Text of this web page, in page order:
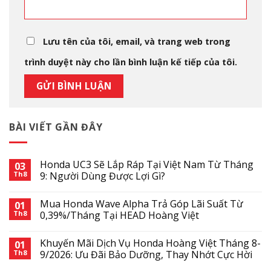
BÀI VIẾT GẦN ĐÂY
03
Th8
Honda UC3 Sẽ Lắp Ráp Tại Việt Nam Từ Tháng
9: Người Dùng Được Lợi Gì?
01
Th8
Mua Honda Wave Alpha Trả Góp Lãi Suất Từ
0,39%/Tháng Tại HEAD Hoàng Việt
01
Th8
Khuyến Mãi Dịch Vụ Honda Hoàng Việt Tháng 8-
9/2026: Ưu Đãi Bảo Dưỡng, Thay Nhớt Cực Hời
Lưu tên của tôi, email, và trang web trong
trình duyệt này cho lần bình luận kế tiếp của tôi.